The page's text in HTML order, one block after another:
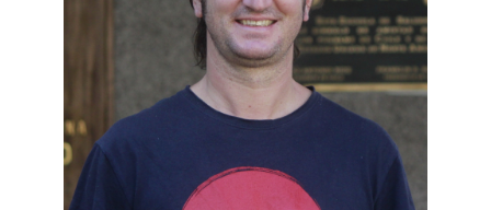
ACADÉMICOS
ESCUELA
PLATAFORMA EDUCATIVA